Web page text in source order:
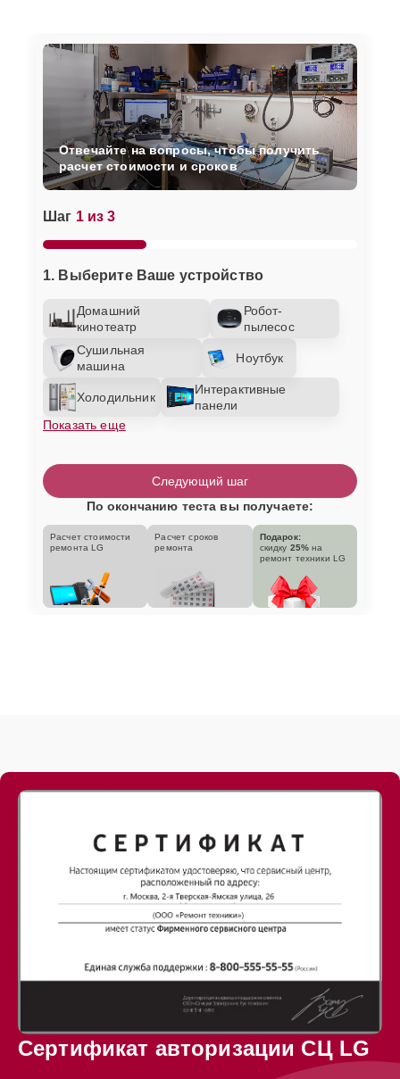
Шаг 1 из 3
1. Выберите Ваше устройство
Домашний
кинотеатр
Робот-
пылесос
Сушильная
машина
Ноутбук
Холодильник
Интерактивные
панели
Показать еще
Отвечайте на вопросы, чтобы получить
расчет стоимости и сроков
Следующий шаг
По окончанию теста вы получаете:
Расчет стоимости
ремонта LG
Расчет сроков
ремонта
Подарок:
скидку 25% на
ремонт техники LG
Сертификат авторизации СЦ LG